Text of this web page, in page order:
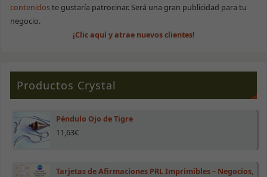
contenidoste gustaría patrocinar. Será una gran publicidad para tu
negocio.
¡Clic aquí y atrae nuevos clientes!
Productos Crystal
Péndulo Ojo de Tigre
11,63€
Tarjetas de Afirmaciones PRL Imprimibles – Negocios,
no son